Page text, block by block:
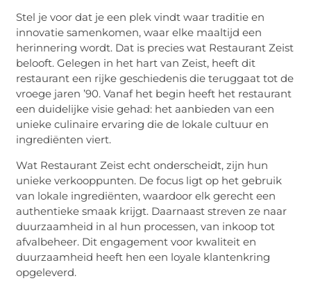
Stel je voor dat je een plek vindt waar traditie en
innovatie samenkomen, waar elke maaltijd een
herinnering wordt. Dat is precies wat Restaurant Zeist
belooft. Gelegen in het hart van Zeist, heeft dit
restaurant een rijke geschiedenis die teruggaat tot de
vroege jaren ’90. Vanaf het begin heeft het restaurant
een duidelijke visie gehad: het aanbieden van een
unieke culinaire ervaring die de lokale cultuur en
ingrediënten viert.
Wat Restaurant Zeist echt onderscheidt, zijn hun
unieke verkooppunten. De focus ligt op het gebruik
van lokale ingrediënten, waardoor elk gerecht een
authentieke smaak krijgt. Daarnaast streven ze naar
duurzaamheid in al hun processen, van inkoop tot
afvalbeheer. Dit engagement voor kwaliteit en
duurzaamheid heeft hen een loyale klantenkring
opgeleverd.